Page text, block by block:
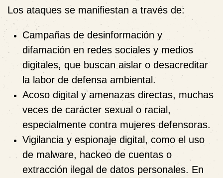
Los ataques se manifiestan a través de:
Campañas de desinformación y
difamación en redes sociales y medios
digitales, que buscan aislar o desacreditar
la labor de defensa ambiental.
Acoso digital y amenazas directas, muchas
veces de carácter sexual o racial,
especialmente contra mujeres defensoras.
Vigilancia y espionaje digital , como el uso
de malware, hackeo de cuentas o
extracción ilegal de datos personales. En